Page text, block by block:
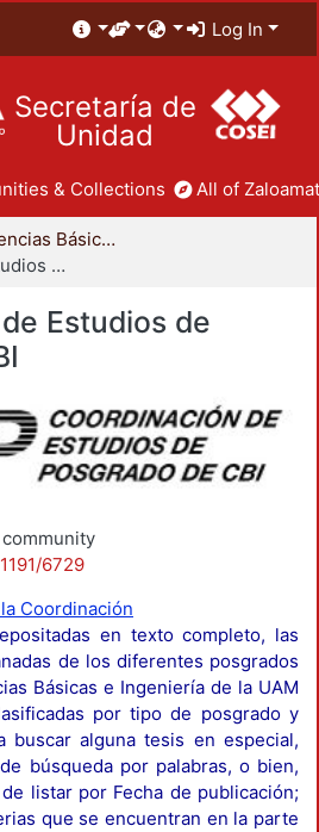
Log In
Secretaría de
Unidad
& Collections All of
División de Ciencias Básicas e Ingeniería
Coordinación de Estudios de Posgrado - CBI
Estudios de
6729
Coordinación
en texto completo, las
de los diferentes posgrados
Básicas e Ingeniería de la UAM
por tipo de posgrado y
buscar alguna tesis en especial,
búsqueda por palabras, o bien,
listar por Fecha de publicación;
que se encuentran en la parte